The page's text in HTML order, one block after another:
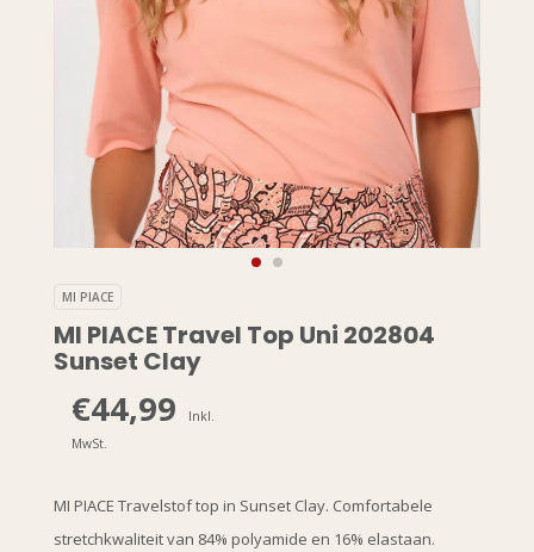
MI PIACE
MI PIACE Travel Top Uni 202804
Sunset Clay
€44,99
Inkl.
MwSt.
MI PIACE Travelstof top in Sunset Clay. Comfortabele
stretchkwaliteit van 84% polyamide en 16% elastaan.